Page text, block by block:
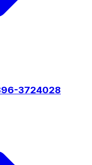
3724028